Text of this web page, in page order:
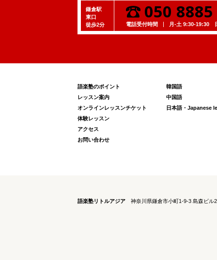
鎌倉駅
東口
徒歩2分
050
電話受付時間 月-土 9:30-19:30
語楽塾のポイント
レッスン案内
オンラインレッスンチケット
体験レッスン
アクセス
お問い合わせ
韓国語
中国語
日本語・Japanese
語楽塾リトルアジア 神奈川県鎌倉市小町1-9-3 島森ビル